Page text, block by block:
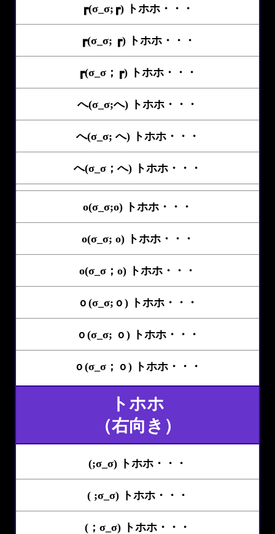
┏(σ_σ;┏) トホホ・・・
┏(σ_σ; ┏) トホホ・・・
┏(σ_σ；┏) トホホ・・・
へ(σ_σ;へ) トホホ・・・
へ(σ_σ; へ) トホホ・・・
へ(σ_σ；へ) トホホ・・・
o(σ_σ;o) トホホ・・・
o(σ_σ; o) トホホ・・・
o(σ_σ；o) トホホ・・・
ｏ(σ_σ;ｏ) トホホ・・・
ｏ(σ_σ; ｏ) トホホ・・・
ｏ(σ_σ；ｏ) トホホ・・・
トホホ
（右向き）
(;σ_σ) トホホ・・・
( ;σ_σ) トホホ・・・
(；σ_σ) トホホ・・・